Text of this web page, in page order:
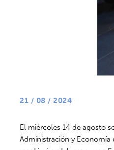
21 / 08 / 2024
El miércoles 14 de agosto
Administración y Economía